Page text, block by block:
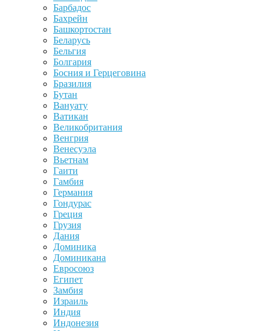
Барбадос
Бахрейн
Башкортостан
Беларусь
Бельгия
Болгария
Босния и Герцеговина
Бразилия
Бутан
Вануату
Ватикан
Великобритания
Венгрия
Венесуэла
Вьетнам
Гаити
Гамбия
Германия
Гондурас
Греция
Грузия
Дания
Доминика
Доминикана
Евросоюз
Египет
Замбия
Израиль
Индия
Индонезия